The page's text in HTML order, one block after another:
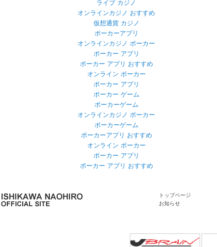
ライブ カジノ
オンラインカジノ おすすめ
仮想通貨 カジノ
ポーカーアプリ
オンラインカジノ ポーカー
ポーカー アプリ
ポーカー アプリ おすすめ
オンライン ポーカー
ポーカー アプリ
ポーカー ゲーム
ポーカーゲーム
オンラインカジノ ポーカー
ポーカーゲーム
ポーカーアプリ おすすめ
オンライン ポーカー
ポーカー アプリ
ポーカー アプリ おすすめ
トップページ
お知らせ